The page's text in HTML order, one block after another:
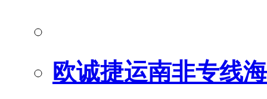
欧诚捷运南非专线